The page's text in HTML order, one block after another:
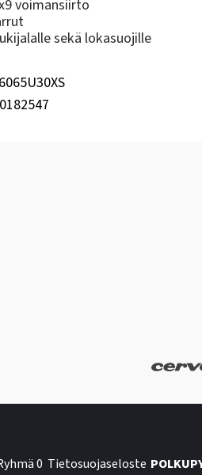
voimansiirto
sekä lokasuojille
0 Tietosuojaseloste